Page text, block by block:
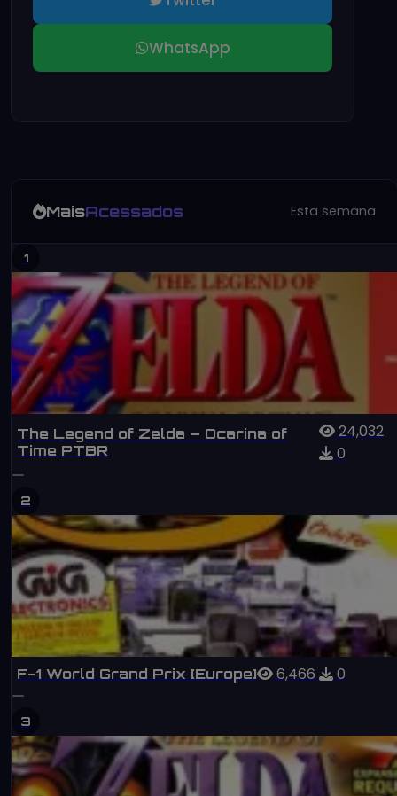
WhatsApp
MaisAcessados Esta semana
1
The Legend of Zelda – Ocarina of
Time PTBR
24,032
0
2
F-1 World Grand Prix [Europe] 6,466 0
3